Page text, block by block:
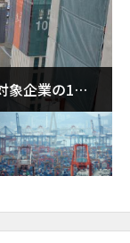
象企業の1割